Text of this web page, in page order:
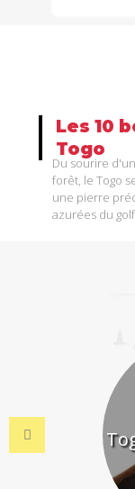
Les 10
Togo
Du sourire
forêt, le Togo
une pierre
azurées du
Previous